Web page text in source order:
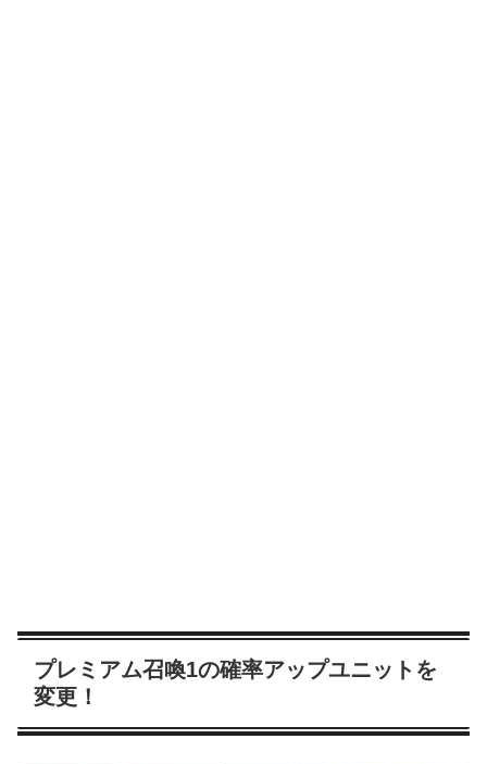
プレミアム召喚1の確率アップユニットを
変更！